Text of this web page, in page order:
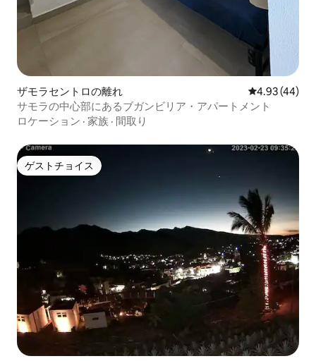
ザモラセントロの離れ レビュー44
4.93 (44)
サモラの中心部にあるブガンビリア・アパートメント
ロケーション · 家族 · 間取り
ゲストチョイス
ゲストチョイス